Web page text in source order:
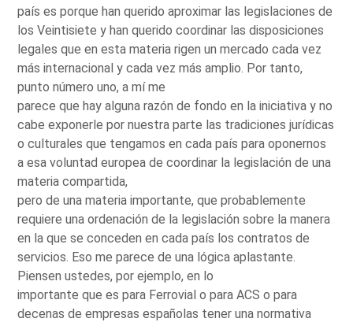
país es porque han querido aproximar las legislaciones de
los Veintisiete y han querido coordinar las disposiciones
legales que en esta materia rigen un mercado cada vez
más internacional y cada vez más amplio. Por tanto,
punto número uno, a mí me
parece que hay alguna razón de fondo en la iniciativa y no
cabe exponerle por nuestra parte las tradiciones jurídicas
o culturales que tengamos en cada país para oponernos
a esa voluntad europea de coordinar la legislación de una
materia compartida,
pero de una materia importante, que probablemente
requiere una ordenación de la legislación sobre la manera
en la que se conceden en cada país los contratos de
servicios. Eso me parece de una lógica aplastante.
Piensen ustedes, por ejemplo, en lo
importante que es para Ferrovial o para ACS o para
decenas de empresas españolas tener una normativa